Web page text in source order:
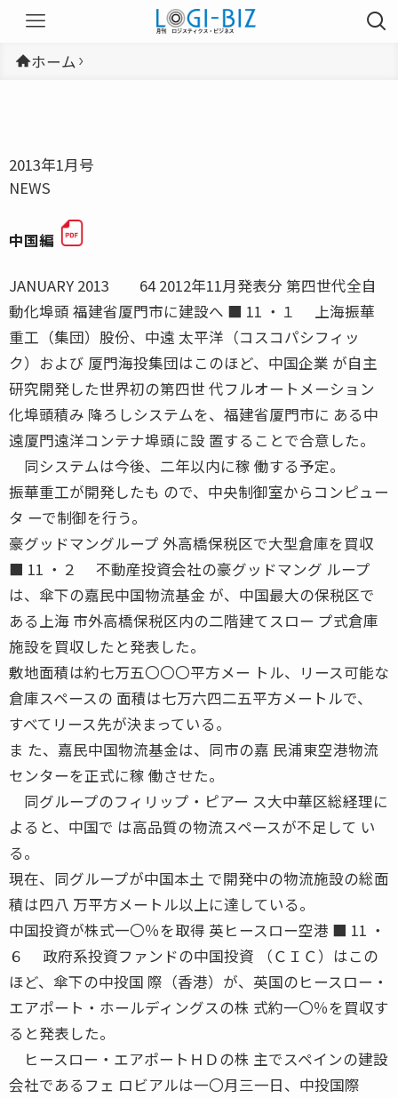
ホーム
2013年1月号
NEWS
中国編
JANUARY 2013 64 2012年11月発表分 第四世代全自
動化埠頭 福建省厦門市に建設へ ■ 11 ・１ 上海振華
重工（集団）股份、中遠 太平洋（コスコパシフィッ
ク）および 厦門海投集団はこのほど、中国企業 が自主
研究開発した世界初の第四世 代フルオートメーション
化埠頭積み 降ろしシステムを、福建省厦門市に ある中
遠厦門遠洋コンテナ埠頭に設 置することで合意した。
同システムは今後、二年以内に稼 働する予定。
振華重工が開発したも ので、中央制御室からコンピュー
タ ーで制御を行う。
豪グッドマングループ 外高橋保税区で大型倉庫を買収
■ 11 ・２ 不動産投資会社の豪グッドマング ループ
は、傘下の嘉民中国物流基金 が、中国最大の保税区で
ある上海 市外高橋保税区内の二階建てスロー プ式倉庫
施設を買収したと発表した。
敷地面積は約七万五〇〇〇平方メー トル、リース可能な
倉庫スペースの 面積は七万六四二五平方メートルで、
すべてリース先が決まっている。
ま た、嘉民中国物流基金は、同市の嘉 民浦東空港物流
センターを正式に稼 働させた。
同グループのフィリップ・ピアー ス大中華区総経理に
よると、中国で は高品質の物流スペースが不足して い
る。
現在、同グループが中国本土 で開発中の物流施設の総面
積は四八 万平方メートル以上に達している。
中国投資が株式一〇％を取得 英ヒースロー空港 ■ 11 ・
６ 政府系投資ファンドの中国投資 （ＣＩＣ）はこの
ほど、傘下の中投国 際（香港）が、英国のヒースロー・
エアポート・ホールディングスの株 式約一〇％を買収す
ると発表した。
ヒースロー・エアポートＨＤの株 主でスペインの建設
会社であるフェ ロビアルは一〇月三一日、中投国際